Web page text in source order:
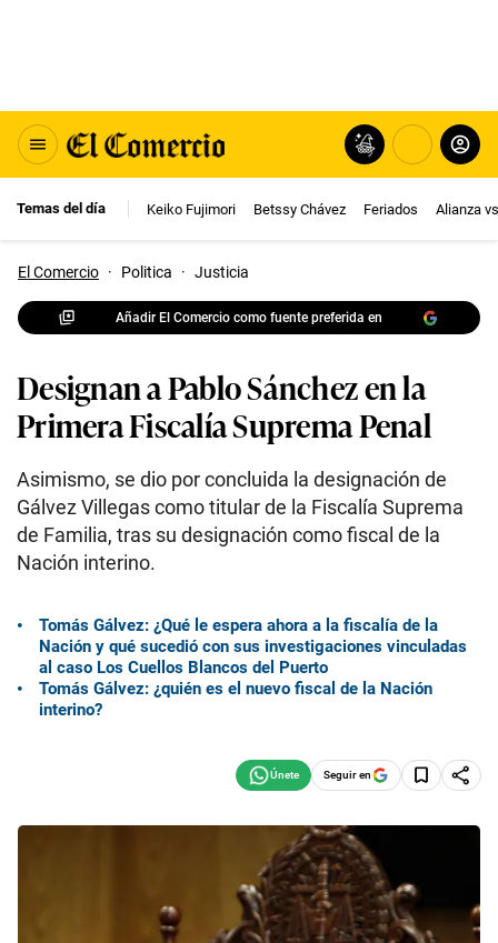
Temas del día Keiko Fujimori Betssy Chávez Feriados Alianza
El Comercio · Politica · Justicia
Añadir El Comercio como fuente preferida en
Designan a Pablo Sánchez en la
Primera Fiscalía Suprema Penal
Asimismo, se dio por concluida la designación de
Gálvez Villegas como titular de la Fiscalía Suprema
de Familia, tras su designación como fiscal de la
Nación interino.
Tomás Gálvez: ¿Qué le espera ahora a la fiscalía de la
Nación y qué sucedió con sus investigaciones vinculadas
al caso Los Cuellos Blancos del Puerto
Tomás Gálvez: ¿quién es el nuevo fiscal de la Nación
interino?
Seguir en